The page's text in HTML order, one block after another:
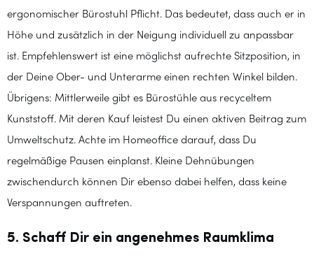
ergonomischer Bürostuhl Pflicht. Das bedeutet, dass auch er in
Höhe und zusätzlich in der Neigung individuell zu anpassbar
ist. Empfehlenswert ist eine möglichst aufrechte Sitzposition, in
der Deine Ober- und Unterarme einen rechten Winkel bilden.
Übrigens: Mittlerweile gibt es Bürostühle aus recyceltem
Kunststoff. Mit deren Kauf leistest Du einen aktiven Beitrag zum
Umweltschutz. Achte im Homeoffice darauf, dass Du
regelmäßige Pausen einplanst. Kleine Dehnübungen
zwischendurch können Dir ebenso dabei helfen, dass keine
Verspannungen auftreten.
5. Schaff Dir ein angenehmes Raumklima